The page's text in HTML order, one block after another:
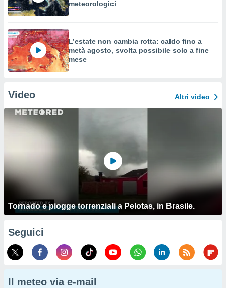
meteorologici
L’estate non cambia rotta: caldo fino a
metà agosto, svolta possibile solo a fine
mese
Video Altri video
Tornado e piogge torrenziali a Pelotas, in Brasile.
Seguici
Il meteo via e-mail